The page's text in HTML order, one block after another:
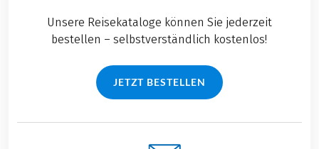
Unsere Reisekataloge können Sie jederzeit
bestellen – selbstverständlich kostenlos!
JETZT BESTELLEN